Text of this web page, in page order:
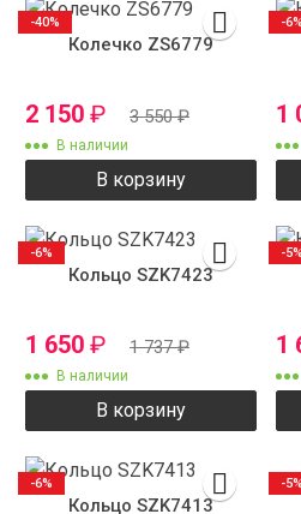
Колечко ZS6779
2 150 ₽ 3 550₽
В наличии
В корзину
-40%
1
-6%
Кольцо SZK7423
1 650 ₽ 1 737₽
В наличии
В корзину
-6%
1
-5%
Кольцо SZK7413
-6% -5%